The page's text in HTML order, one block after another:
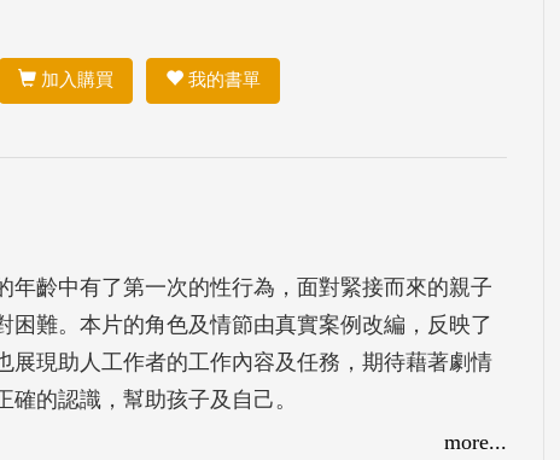
加入購買 我的書單
年齡中有了第一次的性行為，面對緊接而來的親子
難。本片的角色及情節由真實案例改編，反映了
展現助人工作者的工作內容及任務，期待藉著劇情
的認識，幫助孩子及自己。
more...